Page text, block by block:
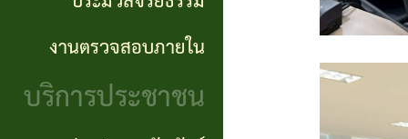
การจัดการ
ความรู้
(Knowledge
จริยธรรม
งาน
ส่วน
ตำบล
งานตรวจสอบภายใน
บริการประชาชน